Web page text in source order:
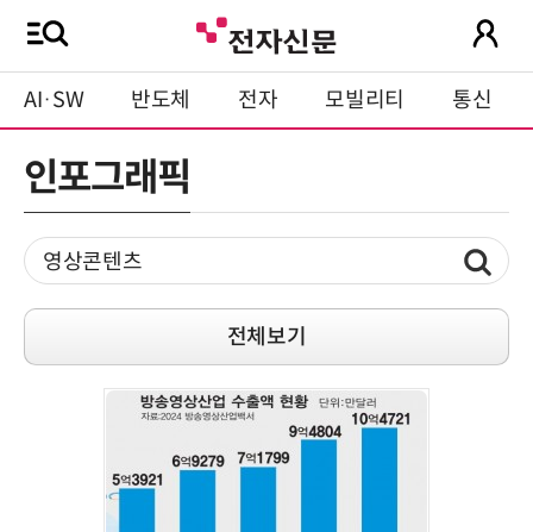
AI·SW 반도체 전자 모빌리티 통신
인포그래픽
전체보기